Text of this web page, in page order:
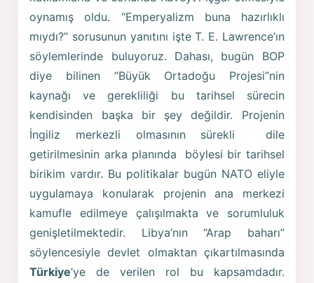
oynamış oldu. “Emperyalizm buna hazırlıklı
mıydı?” sorusunun yanıtını işte T. E. Lawrence’ın
söylemlerinde buluyoruz. Dahası, bugün BOP
diye bilinen “Büyük Ortadoğu Projesi”nin
kaynağı ve gerekliliği bu tarihsel sürecin
kendisinden başka bir şey değildir. Projenin
İngiliz merkezli olmasının sürekli dile
getirilmesinin arka planında böylesi bir tarihsel
birikim vardır. Bu politikalar bugün NATO eliyle
uygulamaya konularak projenin ana merkezi
kamufle edilmeye çalışılmakta ve sorumluluk
genişletilmektedir. Libya’nın “Arap baharı”
söylencesiyle devlet olmaktan çıkartılmasında
Türkiye’ye de verilen rol bu kapsamdadır.